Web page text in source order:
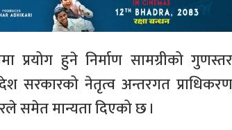
प्रयोग हुने निर्माण सामग्रीको गुणस्तर
सरकारको नेतृत्व अन्तरगत प्राधिकरण
समेत मान्यता दिएको छ ।